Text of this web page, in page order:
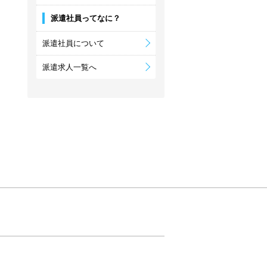
派遣社員ってなに？
派遣社員について
派遣求人一覧へ